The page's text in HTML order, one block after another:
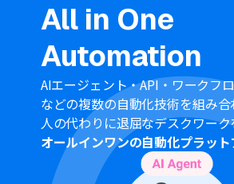
ームプラン・サクセスプランでのみ
となっております。フリープラン・
定しているフローボットのオペレー
クトはエラーとなりますので、ご注
チームプランやサクセスプランなど
間の無料トライアルを行うことが可
ル中には制限対象のアプリや機能（
使用することができます。
All in One
Automation
AIエージェント・API・ワークフ
などの複数の自動化技術を組み合
人の代わりに退屈なデスクワー
オールインワンの自動化プラッ